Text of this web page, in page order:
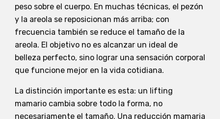
peso sobre el cuerpo. En muchas técnicas, el pezón
y la areola se reposicionan más arriba; con
frecuencia también se reduce el tamaño de la
areola. El objetivo no es alcanzar un ideal de
belleza perfecto, sino lograr una sensación corporal
que funcione mejor en la vida cotidiana.
La distinción importante es esta: un lifting
mamario cambia sobre todo la forma, no
necesariamente el tamaño. Una reducción mamaria